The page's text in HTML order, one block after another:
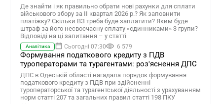
Де знайти і як правильно обрати нові рахунки для сплати
військового збору за ІІ квартал 2026 р.? Як заповнити
платіжку? Скільки ВЗ треба буде заплатити? Яким буде
штраф за його несвоєчасну сплату «єдинниками» 3 групи?
Відповіді на ці запитання – у статті
Аналітика Сьогодні 07:30 6 579
Формування податкового кредиту з ПДВ
туроператорами та турагентами: роз'яснення ДПС
ДПС в Одеській області нагадала порядок формування
податкового кредиту з ПДВ при здійсненні
туроператорської та турагентської діяльності з урахуванням
норм статті 207 та загальних правил статті 198 ПКУ